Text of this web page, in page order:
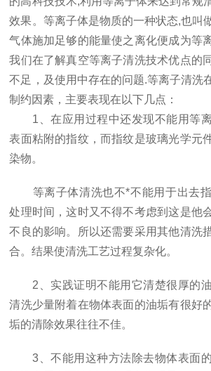
效果。等离子体是物质的一种状态,也叫
气体施加足够的能量使之离化便成为等
我们在了解真空等离子清洗技术优点的
不足，及使用中存在的问题.等离子清洗
制约因素，主要表现在以下几点：
1、在应用过程中还发现不能用等离
表面粘附的指纹，而指纹是玻璃光学元
染物。
等离子体清洗也不*不能用于出去指
处理时间，这时又不得不考虑到这是他
不良的影响。所以还需要采用其他清洗
合。结果使清洗工艺过程复杂化。
2、实践证明不能用它清楚很厚的油
清洗少量附着在物体表面的油垢有很好
垢的清除效果往往不佳。
3、不能用这种方法除去物体表面的